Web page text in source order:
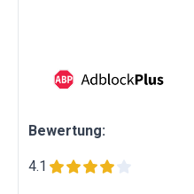
Bewertung:
4.1